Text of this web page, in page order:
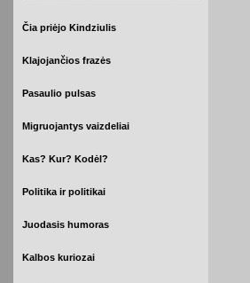
Čia priėjo Kindziulis
Klajojančios frazės
Pasaulio pulsas
Migruojantys vaizdeliai
Kas? Kur? Kodėl?
Politika ir politikai
Juodasis humoras
Kalbos kuriozai